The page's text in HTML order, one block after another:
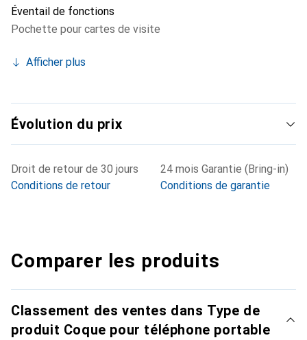
Éventail de fonctions
Pochette pour cartes de visite
Afficher plus
Évolution du prix
Droit de retour de 30 jours
Conditions de retour
24 mois Garantie (Bring-in)
Conditions de garantie
Comparer les produits
Classement des ventes dans Type de
produit Coque pour téléphone portable